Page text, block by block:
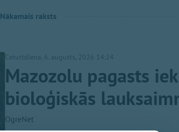
Nākamais raksts
Ceturtdiena, 6. augusts, 2026 14:24
Mazozolu pagasts
bioloģiskās
OgreNet